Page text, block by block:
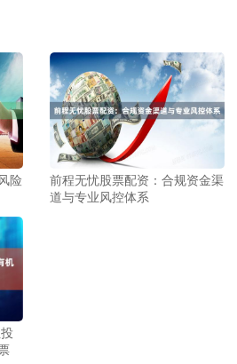
险
前程无忧股票配资：合规资金渠
道与专业风控体系